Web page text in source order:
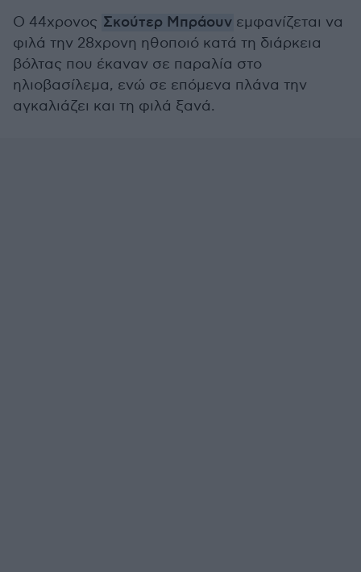
Ο 44χρονος Σκούτερ Μπράουν εμφανίζεται να
φιλά την 28χρονη ηθοποιό κατά τη διάρκεια
βόλτας που έκαναν σε παραλία στο
ηλιοβασίλεμα, ενώ σε επόμενα πλάνα την
αγκαλιάζει και τη φιλά ξανά.